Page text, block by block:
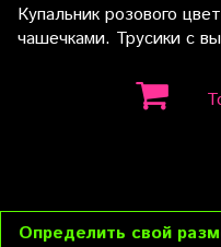
Купальник розового
чашечками. Трусики с
Определить свой